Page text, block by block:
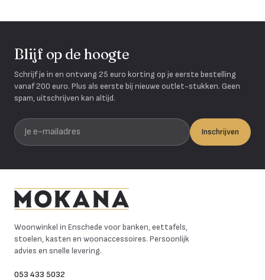
Blijf op de hoogte
Schrijf je in en ontvang 25 euro korting op je eerste bestelling
vanaf 200 euro. Plus als eerste bij nieuwe outlet-stukken. Geen
spam, uitschrijven kan altijd.
Je e-mailadres
Inschrijven
Woonwinkel in Enschede voor banken, eettafels,
stoelen, kasten en woonaccessoires. Persoonlijk
advies en snelle levering.
053 433 5032